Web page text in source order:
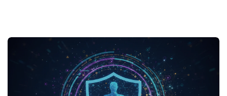
Post
navigation